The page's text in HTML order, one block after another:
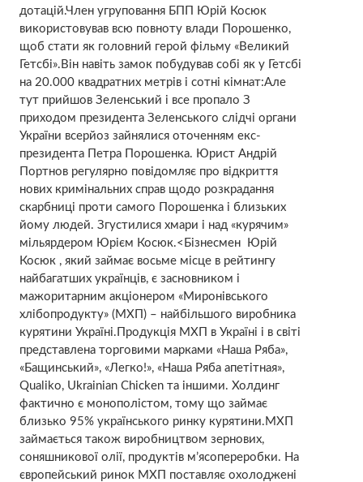
дотацій.Член угруповання БПП Юрій Косюк
використовував всю повноту влади Порошенко,
щоб стати як головний герой фільму «Великий
Гетсбі».Він навіть замок побудував собі як у Гетсбі
на 20.000 квадратних метрів і сотні кімнат:Але
тут прийшов Зеленський і все пропало З
приходом президента Зеленського слідчі органи
України всерйоз зайнялися оточенням екс-
президента Петра Порошенка. Юрист Андрій
Портнов регулярно повідомляє про відкриття
нових кримінальних справ щодо розкрадання
скарбниці проти самого Порошенка і близьких
йому людей. Згустилися хмари і над «курячим»
мільярдером Юрієм Косюк.<Бізнесмен Юрій
Косюк , який займає восьме місце в рейтингу
найбагатших українців, є засновником і
мажоритарним акціонером «Миронівського
хлібопродукту» (МХП) – найбільшого виробника
курятини Україні.Продукція МХП в Україні і в світі
представлена ​​торговими марками «Наша Ряба»,
«Бащинський», «Легко!», «Наша Ряба апетітная»,
Qualiko, Ukrainian Chicken та іншими. Холдинг
фактично є монополістом, тому що займає
близько 95% українського ринку курятини.МХП
займається також виробництвом зернових,
соняшникової олії, продуктів м’ясопереробки. На
європейський ринок МХП поставляє охолоджені